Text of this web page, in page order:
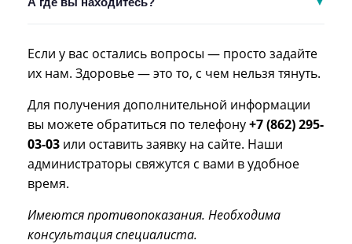
но принимаем пациентов с полисами ДМС некоторых
удобно из любой точки Сочи. Точный адрес:ул.
Параллельная, 9, литер 5 на территории ЖК
предварительной записи).
Если у вас остались вопросы — просто задайте
их нам. Здоровье — это то, с чем нельзя тянуть.
Для получения дополнительной информации
вы можете обратиться по телефону+7 (862) 295-
03-03 или оставить заявку на сайте. Наши
администраторы свяжутся с вами в удобное
время.
Имеются противопоказания. Необходима
консультация специалиста.